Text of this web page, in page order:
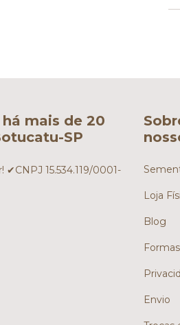
mais de 20
SP
✔CNPJ 15.534.119/0001-
Loja
Blog
Envio